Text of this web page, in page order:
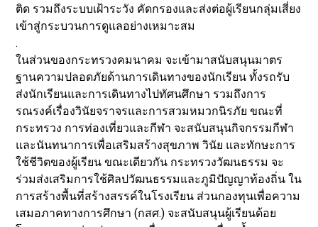
ติด รวมถึงระบบเฝ้าระวัง คัดกรองและส่งต่อผู้เรียนกลุ่มเสี่ยง
เข้าสู่กระบวนการดูแลอย่างเหมาะสม
.
ในส่วนของกระทรวงคมนาคม จะเข้ามาสนับสนุนมาตร
ฐานความปลอดภัยด้านการเดินทางของนักเรียน ทั้งรถรับ
ส่งนักเรียนและการเดินทางไปทัศนศึกษา รวมถึงการ
รณรงค์เรื่องวินัยจราจรและการสวมหมวกนิรภัย ขณะที่
กระทรวง การท่องเที่ยวและกีฬา จะสนับสนุนกิจกรรมกีฬา
และนันทนาการเพื่อเสริมสร้างสุขภาพ วินัย และทักษะการ
ใช้ชีวิตของผู้เรียน ขณะเดียวกัน กระทรวงวัฒนธรรม จะ
ร่วมส่งเสริมการใช้ศิลปวัฒนธรรมและภูมิปัญญาท้องถิ่น ใน
การสร้างพื้นที่สร้างสรรค์ในโรงเรียน ส่วนกองทุนเพื่อความ
เสมอภาคทางการศึกษา (กสศ.) จะสนับสนุนผู้เรียนด้อย